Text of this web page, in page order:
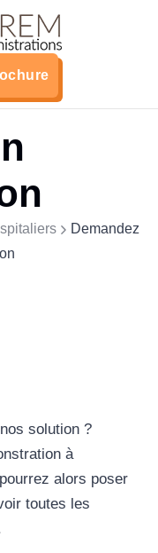
Demandez
solution ?
à
alors poser
toutes les